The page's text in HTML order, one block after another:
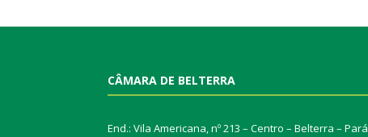
CÂMARA DE BELTERRA
End.: Vila Americana, nº 213 – Centro – Belterra – Pará